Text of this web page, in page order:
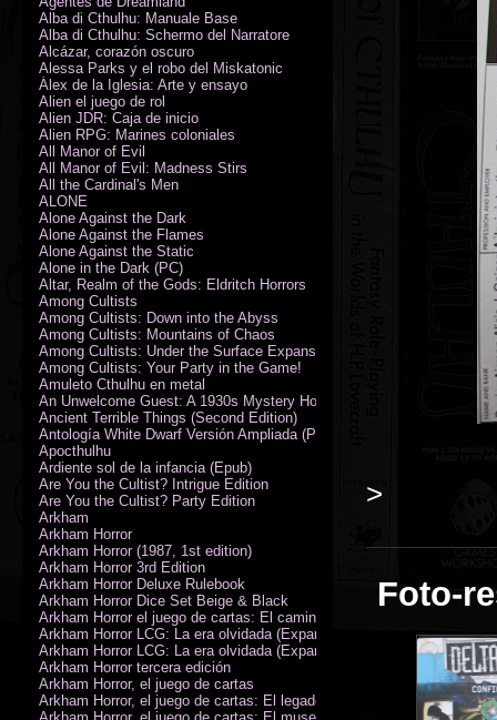
>
Foto-
Alba di Cthulhu: Manuale Base
Alba di Cthulhu: Schermo del Narratore
Alcázar, corazón oscuro
Alessa Parks y el robo del Miskatonic
Álex de la Iglesia: Arte y ensayo
Alien el juego de rol
Alien JDR: Caja de inicio
Alien RPG: Marines coloniales
All Manor of Evil
All Manor of Evil: Madness Stirs
All the Cardinal's Men
ALONE
Alone Against the Dark
Alone Against the Flames
Alone Against the Static
Alone in the Dark (PC)
Altar, Realm of the Gods: Eldritch Horrors
Among Cultists
Among Cultists: Down into the Abyss
Among Cultists: Mountains of Chaos
Among Cultists: Under the Surface Expansion
Among Cultists: Your Party in the Game!
Amuleto Cthulhu en metal
An Unwelcome Guest: A 1930s Mystery Horror Adventure RPG
Ancient Terrible Things (Second Edition)
Antología White Dwarf Versión Ampliada (PDF)
Apocthulhu
Ardiente sol de la infancia (Epub)
Are You the Cultist? Intrigue Edition
Are You the Cultist? Party Edition
Arkham
Arkham Horror
Arkham Horror (1987, 1st edition)
Arkham Horror 3rd Edition
Arkham Horror Deluxe Rulebook
Arkham Horror Dice Set Beige & Black
Arkham Horror el juego de cartas: El camino a Carcosa - Exp.
Arkham Horror LCG: La era olvidada (Expansión de campaña)
Arkham Horror LCG: La era olvidada (Expansión de investigadores)
Arkham Horror tercera edición
Arkham Horror, el juego de cartas
Arkham Horror, el juego de cartas: El legado de Dunwich expansión